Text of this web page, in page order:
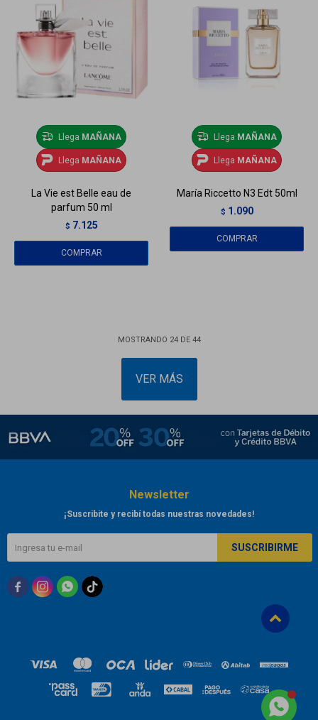
Llega MAÑANA
Llega MAÑANA
La Vie est Belle eau de
parfum 50 ml
$ 7.125
Llega MAÑANA
Llega MAÑANA
María Riccetto N3 Edt 50ml
$ 1.090
MOSTRANDO 24DE 44
VER MÁS
Newsletter
¡Suscribite y recibí todas nuestras novedades!
SUSCRIBIRME
  